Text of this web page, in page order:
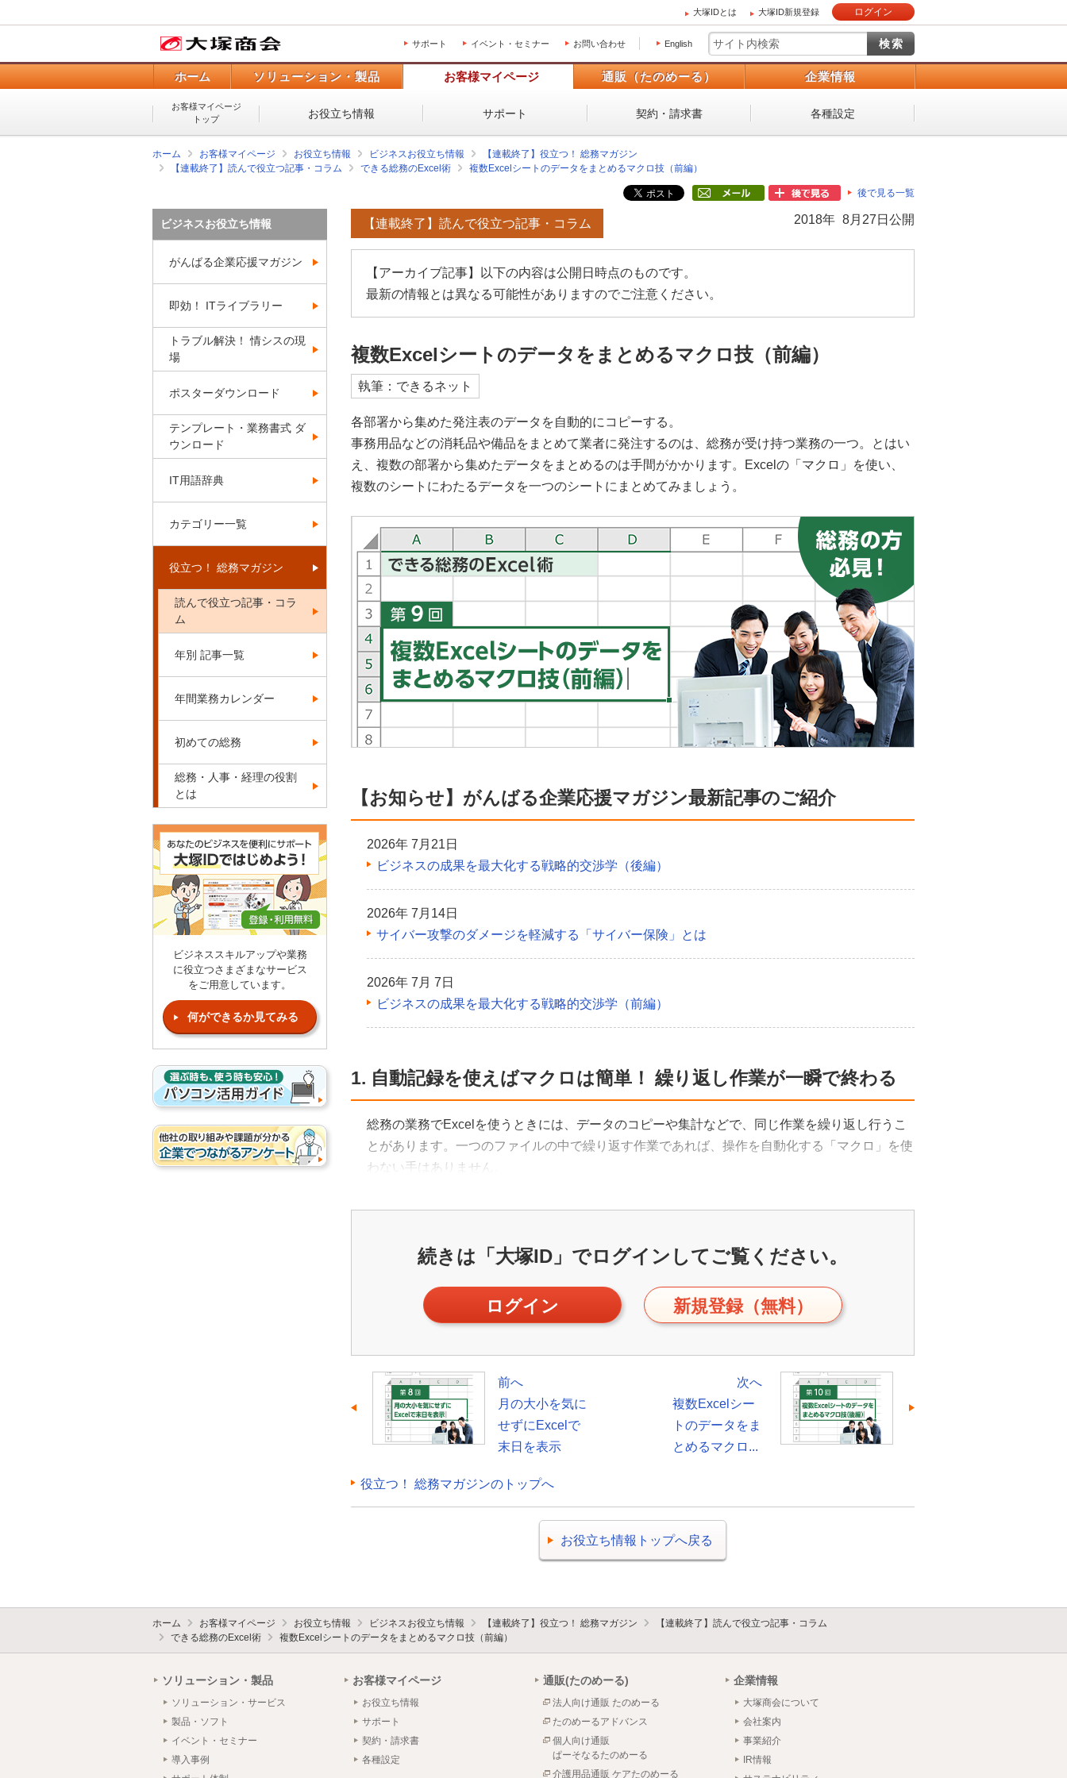
大塚IDとは 大塚ID新規登録 ログイン
サポート イベント・セミナー お問い合わせ English
ホーム ソリューション・製品 お客様マイページ 通販（たのめーる） 企業情報
お客様マイページ
トップ
お役立ち情報 サポート 契約・請求書 各種設定
ホーム お客様マイページ お役立ち情報 ビジネスお役立ち情報
【連載終了】役立つ！ 総務マガジン
【連載終了】読んで役立つ記事・コラム
できる総務のExcel術 複数Excelシートのデータをまとめるマクロ技（前編）
後で見る一覧
2018年 8月27日公開
【連載終了】読んで役立つ記事・コラム
【アーカイブ記事】以下の内容は公開日時点のものです。
最新の情報とは異なる可能性がありますのでご注意ください。
複数Excelシートのデータをまとめるマクロ技（前編）
執筆：できるネット
各部署から集めた発注表のデータを自動的にコピーする。
事務用品などの消耗品や備品をまとめて業者に発注するのは、総務が受け持つ業務の一つ。とはい
え、複数の部署から集めたデータをまとめるのは手間がかかります。Excelの「マクロ」を使い、
複数のシートにわたるデータを一つのシートにまとめてみましょう。
【お知らせ】がんばる企業応援マガジン最新記事のご紹介
2026年 7月21日
ビジネスの成果を最大化する戦略的交渉学（後編）
2026年 7月14日
サイバー攻撃のダメージを軽減する「サイバー保険」とは
2026年 7月 7日
ビジネスの成果を最大化する戦略的交渉学（前編）
1. 自動記録を使えばマクロは簡単！ 繰り返し作業が一瞬で終わる
総務の業務でExcelを使うときには、データのコピーや集計などで、同じ作業を繰り返し行うこ
とがあります。一つのファイルの中で繰り返す作業であれば、操作を自動化する「マクロ」を使
わない手はありません。
続きは「大塚ID」でログインしてご覧ください。
ログイン 新規登録（無料）
前へ
月の大小を気に
せずにExcelで
末日を表示
次へ
複数Excelシー
トのデータをま
とめるマクロ...
役立つ！ 総務マガジンのトップへ
お役立ち情報トップへ戻る
ビジネスお役立ち情報
がんばる企業応援マガジン
即効！ ITライブラリー
トラブル解決！ 情シスの現
場
ポスターダウンロード
テンプレート・業務書式 ダ
ウンロード
IT用語辞典
カテゴリー一覧
役立つ！ 総務マガジン
読んで役立つ記事・コラ
ム
年別 記事一覧
年間業務カレンダー
初めての総務
総務・人事・経理の役割
とは
ビジネススキルアップや業務
に役立つさまざまなサービス
をご用意しています。
何ができるか見てみる
ホーム お客様マイページ お役立ち情報 ビジネスお役立ち情報 【連載終了】役立つ！ 総務マガジン
【連載終了】読んで役立つ記事・コラム
できる総務のExcel術
複数Excelシートのデータをまとめるマクロ技（前編）
ソリューション・製品
ソリューション・サービス
製品・ソフト
イベント・セミナー
導入事例
お客様マイページ
お役立ち情報
サポート
契約・請求書
各種設定
通販(たのめーる)
法人向け通販 たのめーる
たのめーるアドバンス
個人向け通販
ぱーそなるたのめーる
介護用品通販 ケアたのめーる
企業情報
大塚商会について
会社案内
事業紹介
IR情報